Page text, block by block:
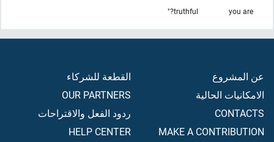
you are
truthful?"
عن المشروع
الامكانيات الحالية
CONTACTS
MAKE A CONTRIBUTION
القطعة للشركاء
OUR PARTNERS
ردود الفعل والاقتراحات
HELP CENTER